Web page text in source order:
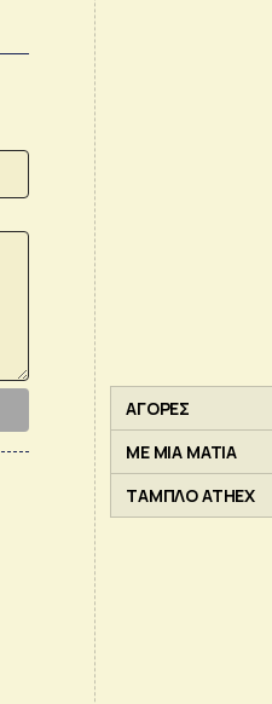
ΑΓΟΡΕΣ
ΜΕ ΜΙΑ ΜΑΤΙΑ
ΤΑΜΠΛΟ ATHEX